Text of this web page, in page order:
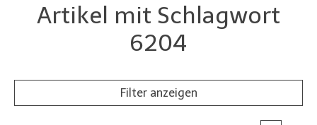
Artikel mit Schlagwort
6204
Filter anzeigen